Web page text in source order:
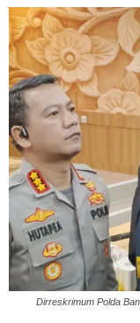
Dirreskrimum Polda